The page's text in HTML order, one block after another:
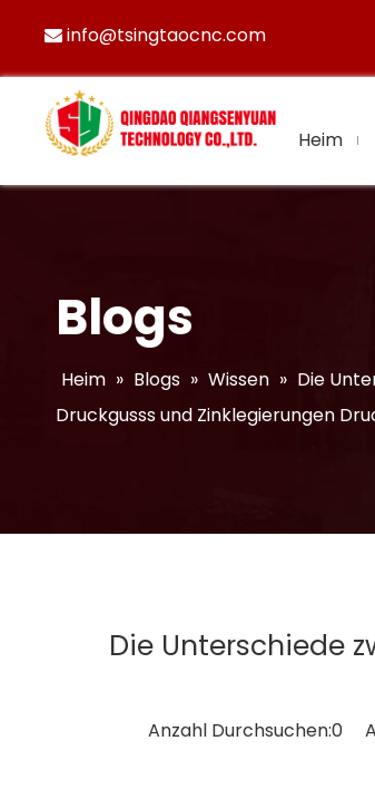
 info@tsingtaocnc.com
Heim
Blogs
Heim » Blogs » Wissen » Die
Druckgusss und Zinklegierungen
Die Unterschiede
Anzahl Durchsuchen:0